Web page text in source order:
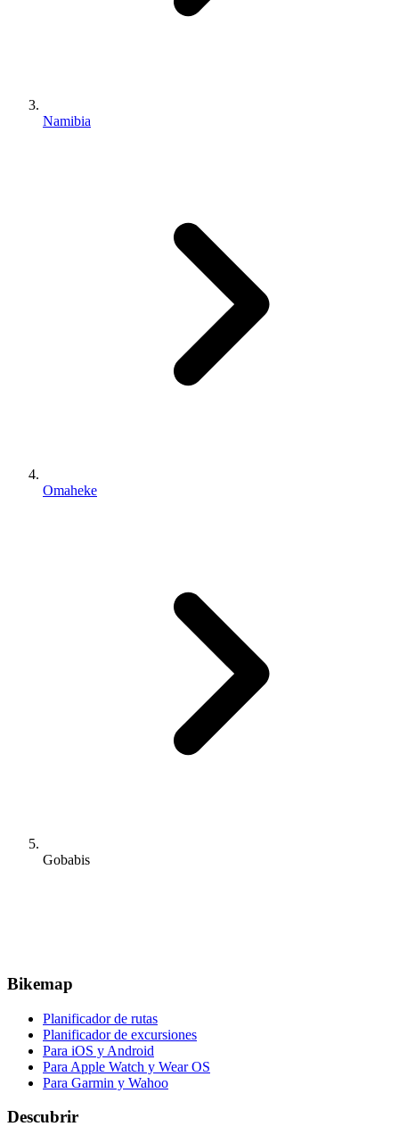
Namibia
Omaheke
Gobabis
Bikemap
Planificador de rutas
Planificador de excursiones
Para iOS y Android
Para Apple Watch y Wear OS
Para Garmin y Wahoo
Descubrir